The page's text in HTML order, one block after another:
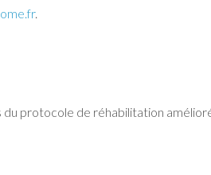
.
protocole de réhabilitation